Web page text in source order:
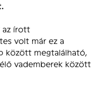
az írott
volt már ez a
között megtalálható,
vademberek között